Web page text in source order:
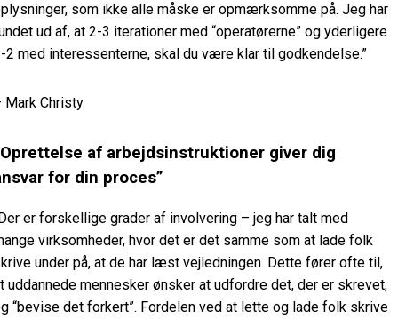
som ikke alle måske er opmærksomme på. Jeg har
ud af, at 2-3 iterationer med “operatørerne” og yderligere
2 med interessenterne, skal du være klar til godkendelse.”
Mark Christy
af arbejdsinstruktioner giver dig
for din proces”
er forskellige grader af involvering – jeg har talt med
virksomheder, hvor det er det samme som at lade folk
under på, at de har læst vejledningen. Dette fører ofte til,
uddannede mennesker ønsker at udfordre det, der er skrevet,
“bevise det forkert”. Fordelen ved at lette og lade folk skrive